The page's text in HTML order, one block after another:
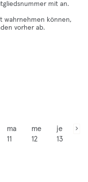
mit an.
wahrnehmen können,
vorher ab.
ma
11
me
12
je
13